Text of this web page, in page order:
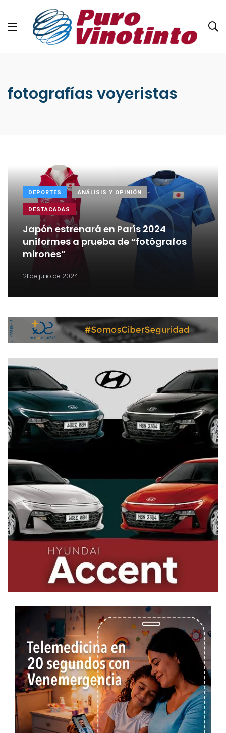
fotografías voyeristas
DEPORTES ANÁLISIS Y OPINIÓN
DESTACADAS
Japón estrenará en París 2024
uniformes a prueba de “fotógrafos
mirones”
21 de julio de 2024